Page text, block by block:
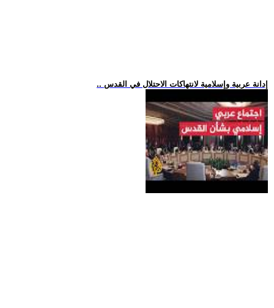
.. إدانة عربية وإسلامية لانتهاكات الاحتلال في القدس